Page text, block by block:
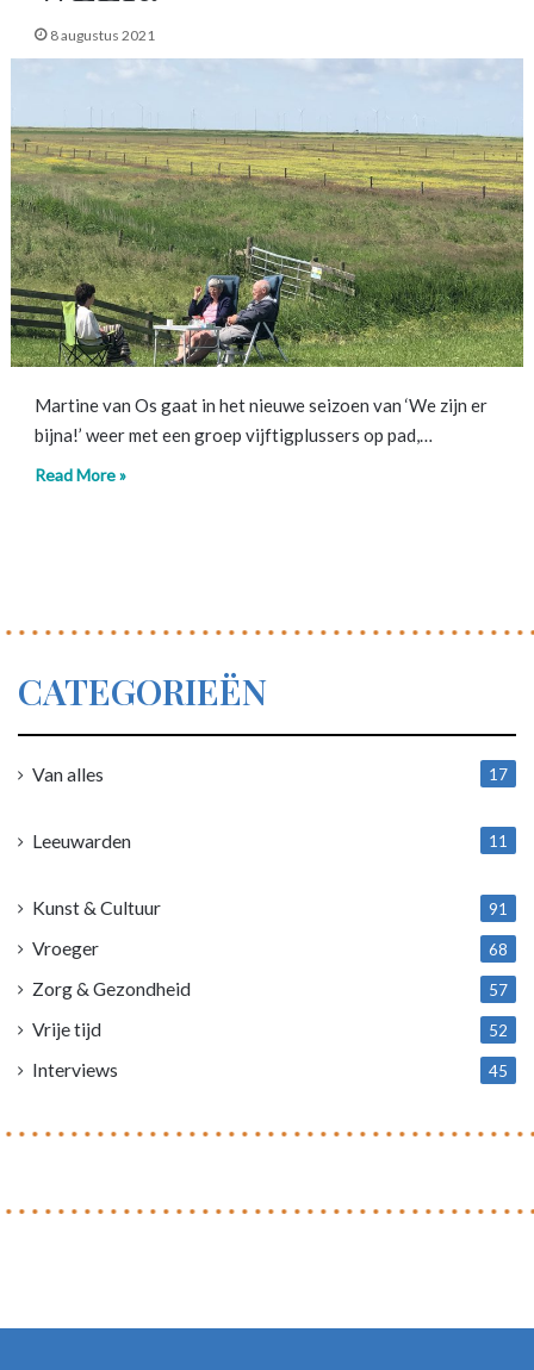
8 augustus 2021
Martine van Os gaat in het nieuwe seizoen van ‘We zijn er
bijna!’ weer met een groep vijftigplussers op pad,…
Read More »
CATEGORIEËN
Van alles
17
Leeuwarden
11
Kunst & Cultuur 91
Vroeger 68
Zorg & Gezondheid 57
Vrije tijd 52
Interviews 45